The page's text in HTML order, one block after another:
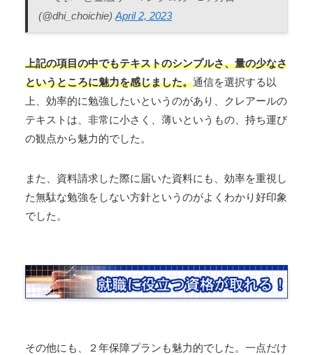
(@dhi_choichie) April 2, 2023
上記の項目の中でもテキストのシンプルさ、量の少なさ
というところに魅力を感じました。通信を選択する以
上、効率的に勉強したいというのがあり、クレアールの
テキストは、非常に小さく、薄いというもの、持ち運び
の観点から魅力的でした。
また、資料請求した際に届いた資料にも、効率を重視し
た無駄な勉強をしない方針というのがよくわかり好印象
でした。
その他にも、２年保障プランも魅力的でした。一点だけ